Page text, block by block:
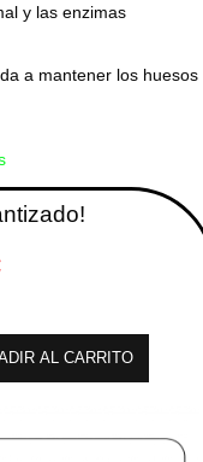
y las enzimas
a mantener los huesos
AL CARRITO